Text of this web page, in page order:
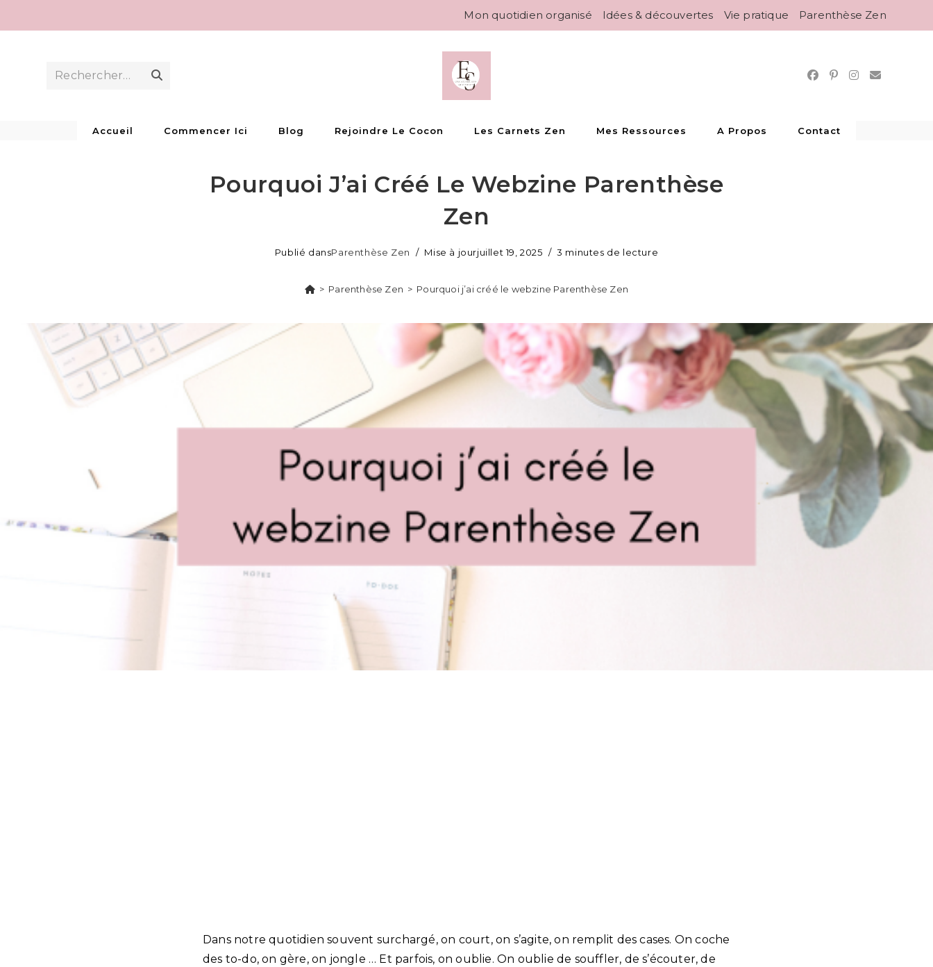
Mon quotidien organisé Idées & découvertes Vie pratique Parenthèse Zen
Rechercher…
recherche
Accueil Commencer Ici Blog Rejoindre Le Cocon Les Carnets Zen Mes Ressources A Propos Contact
Pourquoi J’ai Créé Le Webzine Parenthèse
Zen
Publié dansParenthèse Zen Mise à jourjuillet 19, 2025 3 minutes de lecture
> Parenthèse Zen > Pourquoi j’ai créé le webzine Parenthèse Zen
Dans notre quotidien souvent surchargé, on court, on s’agite, on remplit des cases. On coche
des to-do, on gère, on jongle … Et parfois, on oublie. On oublie de souffler, de s’écouter, de